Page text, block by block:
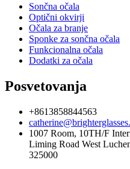
Sončna očala
Optični okvirji
Očala za branje
Sponke za sončna očala
Funkcionalna očala
Dodatki za očala
Posvetovanja
+8613858844563
1007 Room, 10TH/F
Liming Road West
325000